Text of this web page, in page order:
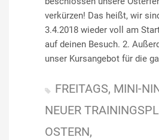
verkürzen! Das heißt, wir
3.4.2018 wieder voll am
auf deinen Besuch. 2.
unser Kursangebot für die
FREITAGS MINI-
NEUER
OSTERN